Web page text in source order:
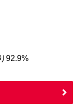
92.9%